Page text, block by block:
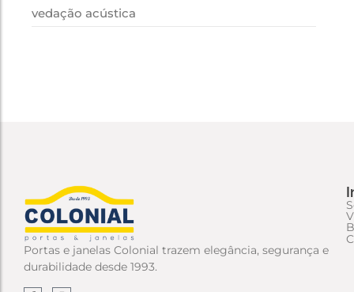
vedação acústica
Portas e janelas Colonial trazem elegância, segurança e
durabilidade desde 1993.